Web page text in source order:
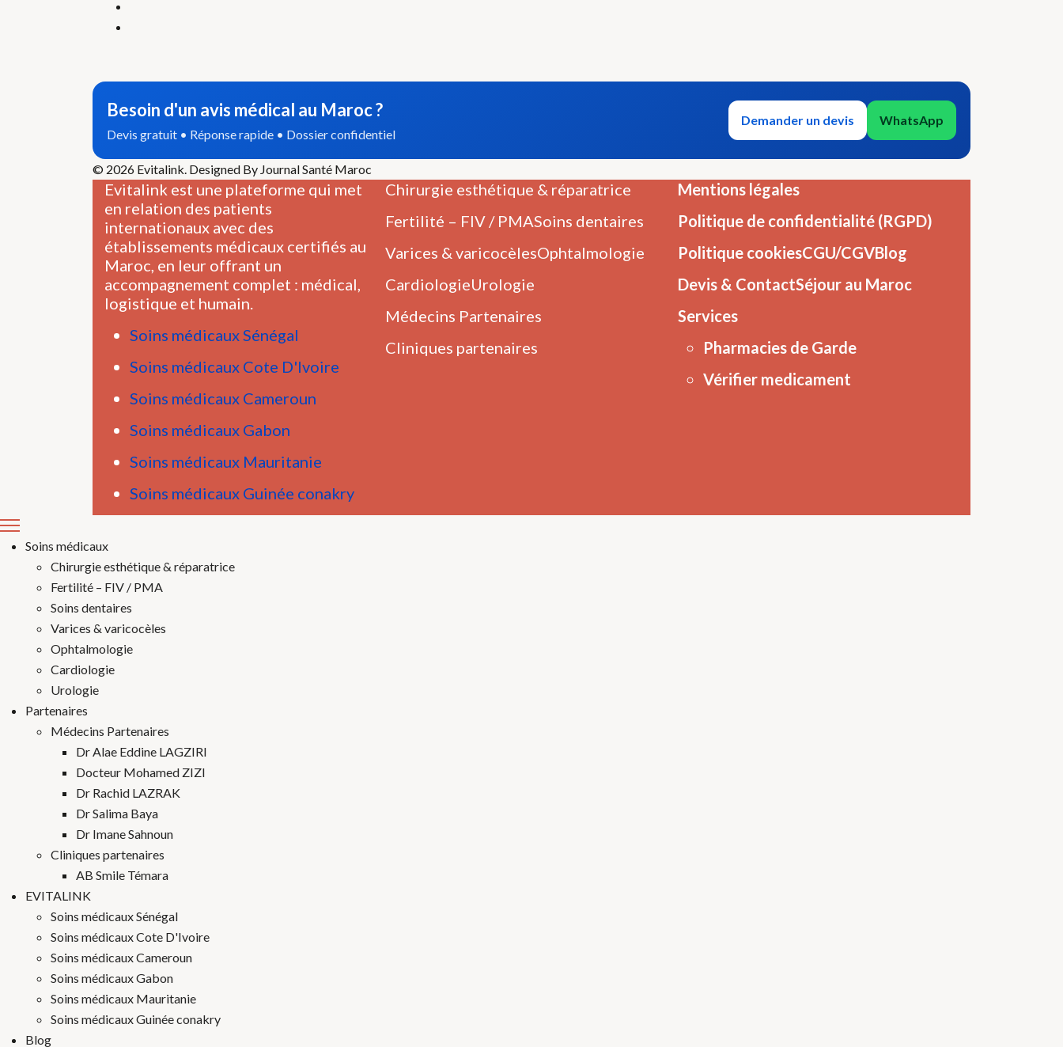
Besoin d'un avis médical au Maroc ?
Devis gratuit • Réponse rapide • Dossier confidentiel
Demander un devis WhatsApp
© 2026 Evitalink. Designed By Journal Santé Maroc
Evitalink est une plateforme qui met
en relation des patients
internationaux avec des
établissements médicaux certifiés au
Maroc, en leur offrant un
accompagnement complet : médical,
logistique et humain.
Soins médicaux Sénégal
Soins médicaux Cote D'Ivoire
Soins médicaux Cameroun
Soins médicaux Gabon
Soins médicaux Mauritanie
Soins médicaux Guinée conakry
Chirurgie esthétique & réparatrice
Fertilité – FIV / PMASoins dentaires
Varices & varicocèlesOphtalmologie
CardiologieUrologie
Médecins Partenaires
Cliniques partenaires
Mentions légales
Politique de confidentialité (RGPD)
Politique cookiesCGU/CGVBlog
Devis & ContactSéjour au Maroc
Services
Pharmacies de Garde
Vérifier medicament
Soins médicaux
Chirurgie esthétique & réparatrice
Fertilité – FIV / PMA
Soins dentaires
Varices & varicocèles
Ophtalmologie
Cardiologie
Urologie
Partenaires
Médecins Partenaires
Dr Alae Eddine LAGZIRI
Docteur Mohamed ZIZI
Dr Rachid LAZRAK
Dr Salima Baya
Dr Imane Sahnoun
Cliniques partenaires
AB Smile Témara
EVITALINK
Soins médicaux Sénégal
Soins médicaux Cote D'Ivoire
Soins médicaux Cameroun
Soins médicaux Gabon
Soins médicaux Mauritanie
Soins médicaux Guinée conakry
Blog